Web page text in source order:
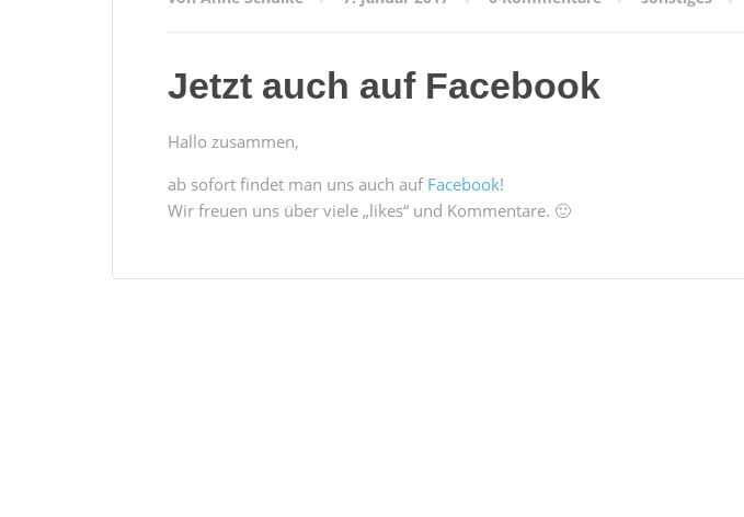
Jetzt auch auf Facebook
Hallo zusammen,
ab sofort findet man uns auch auf Facebook!
Wir freuen uns über viele „likes“ und Kommentare. 🙂